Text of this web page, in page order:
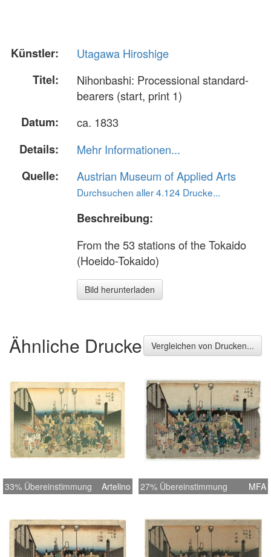
Künstler:
Utagawa Hiroshige
Titel:
Nihonbashi: Processional standard-
bearers (start, print 1)
Datum:
ca. 1833
Details:
Mehr Informationen...
Quelle:
Austrian Museum of Applied Arts
Durchsuchen aller 4.124 Drucke...
Beschreibung:
From the 53 stations of the Tokaido
(Hoeido-Tokaido)
Bild herunterladen
Ähnliche Drucke Vergleichen von Drucken...
33% Übereinstimmung Artelino 27% Übereinstimmung MFA